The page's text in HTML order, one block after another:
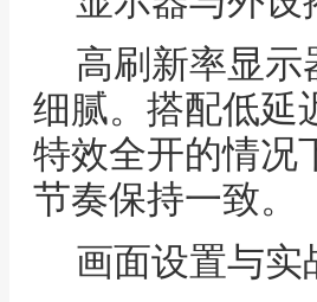
高刷新率显示
细腻。搭配低延
特效全开的情况
节奏保持一致。
画面设置与实